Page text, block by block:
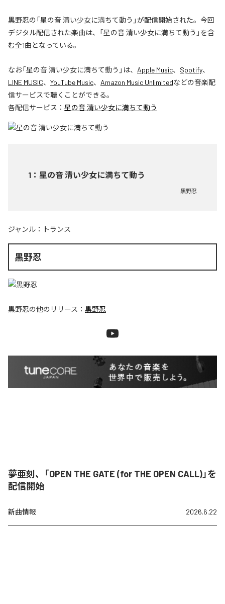
黒野忍の「星の音 清い少女に満ちて動う」が配信開始された。今回
デジタル配信された楽曲は、「星の音 清い少女に満ちて動う」を含
む全1曲となっている。
なお「星の音 清い少女に満ちて動う 」は、 Apple Music、 Spotify、
LINE MUSIC、 YouTube Music、 Amazon Music Unlimitedなどの音楽配
信サービスで聴くことができる。
各配信サービス： 星の音 清い少女に満ちて動う
1 ： 星の音 清い少女に満ちて動う
黒野忍
ジャンル： トランス
黒野忍
黒野忍の他のリリース： 黒野忍
夢亜刻、「OPEN THE GATE (for THE OPEN CALL)」を
配信開始
新曲情報 2026.6.22